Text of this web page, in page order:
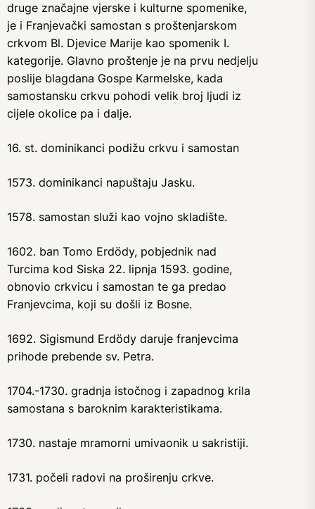
druge značajne vjerske i kulturne spomenike,
je i Franjevački samostan s proštenjarskom
crkvom Bl. Djevice Marije kao spomenik I.
kategorije. Glavno proštenje je na prvu nedjelju
poslije blagdana Gospe Karmelske, kada
samostansku crkvu pohodi velik broj ljudi iz
cijele okolice pa i dalje.
16. st. dominikanci podižu crkvu i samostan
1573. dominikanci napuštaju Jasku.
1578. samostan služi kao vojno skladište.
1602. ban Tomo Erdödy, pobjednik nad
Turcima kod Siska 22. lipnja 1593. godine,
obnovio crkvicu i samostan te ga predao
Franjevcima, koji su došli iz Bosne.
1692. Sigismund Erdödy daruje franjevcima
prihode prebende sv. Petra.
1704.-1730. gradnja istočnog i zapadnog krila
samostana s baroknim karakteristikama.
1730. nastaje mramorni umivaonik u sakristiji.
1731. počeli radovi na proširenju crkve.